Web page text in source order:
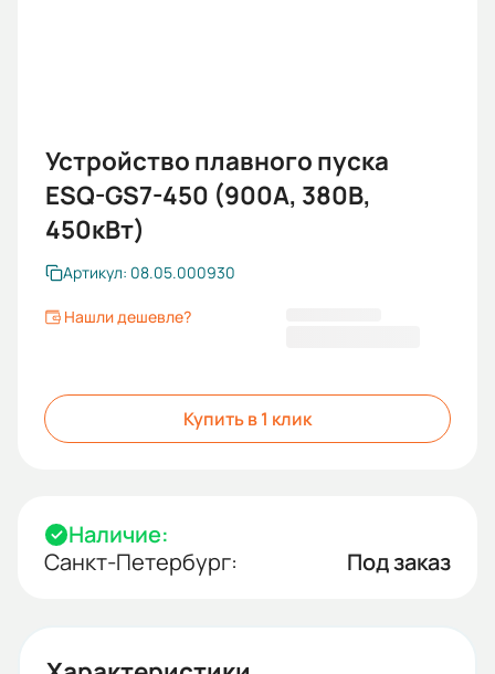
Устройство плавного пуска
ESQ-GS7-450 (900А, 380В,
450кВт)
Артикул: 08.05.000930
Нашли дешевле?
Купить в 1 клик
Наличие:
Санкт-Петербург:
Под заказ